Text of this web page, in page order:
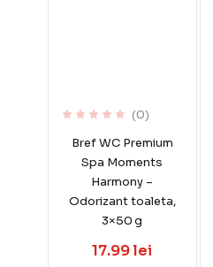
(0)
Bref WC Premium
Spa Moments
Harmony –
Odorizant toaleta,
3×50 g
17.99 lei